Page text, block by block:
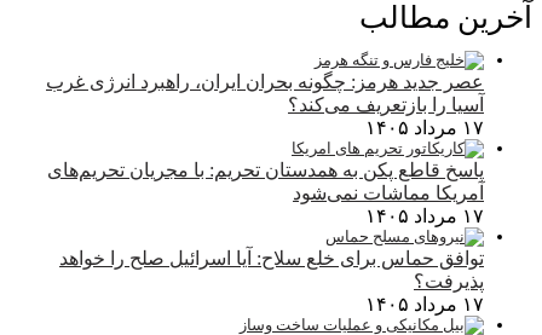
آخرین مطالب
عصر جدید هرمز: چگونه بحران ایران، راهبرد انرژی غرب
آسیا را بازتعریف می‌کند؟
۱۷ مرداد ۱۴۰۵
پاسخ قاطع پکن به همدستان تحریم: با مجریان تحریم‌های
آمریکا مماشات نمی‌شود
۱۷ مرداد ۱۴۰۵
توافق حماس برای خلع سلاح: آیا اسرائیل صلح را خواهد
پذیرفت؟
۱۷ مرداد ۱۴۰۵